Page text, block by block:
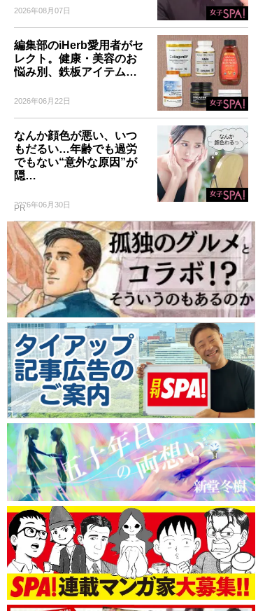
2026年08月07日
編集部のiHerb愛用者がセ
レクト。健康・美容のお
悩み別、鉄板アイテム…
2026年06月22日
なんか顔色が悪い、いつ
もだるい…年齢でも過労
でもない“意外な原因”が
隠…
2026年06月30日
PR